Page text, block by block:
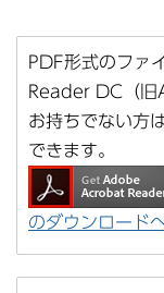
PDF形式のフ
Reader DC（旧
お持ちでない方
できます。
のダウンロード